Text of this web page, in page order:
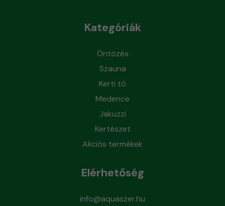
Kategóriák
Öntözés
Szauna
Kerti tó
Medence
Jakuzzi
Kertészet
Akciós termékek
Elérhetőség
info@aquaszer.hu